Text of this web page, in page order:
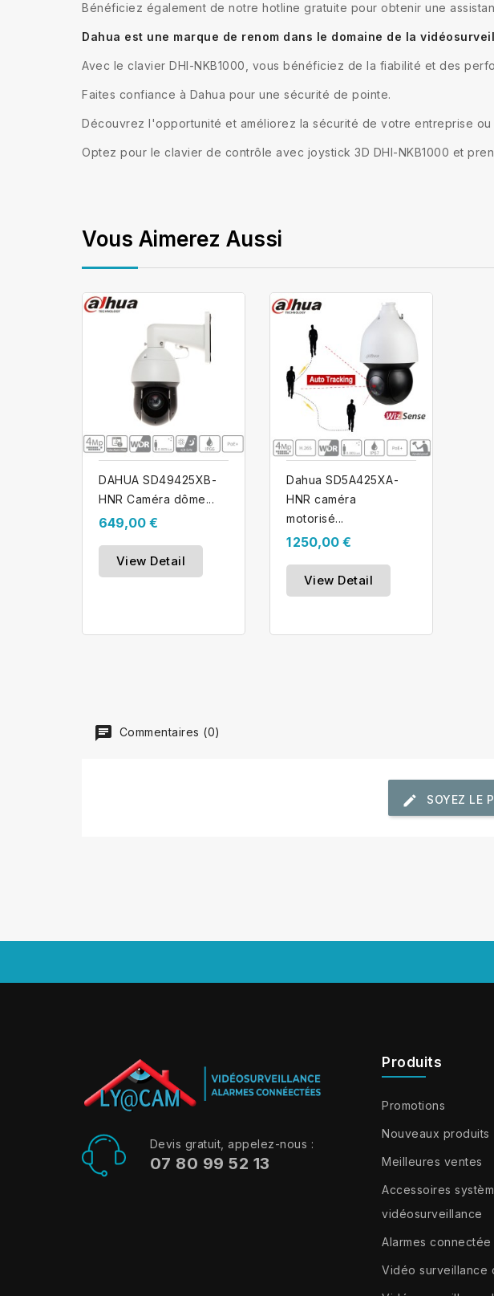
Bénéficiez également de notre hotline gratuite pour obtenir une
Dahua est une marque de renom dans le domaine de la
Avec le clavier DHI-NKB1000, vous bénéficiez de la fiabilité et des
Faites confiance à Dahua pour une sécurité de pointe.
Découvrez l'opportunité et améliorez la sécurité de votre entreprise
Optez pour le clavier de contrôle avec joystick 3D DHI-NKB1000 et
Vous Aimerez Aussi
DAHUA SD49425XB-
HNR Caméra dôme...
649,00 €
View Detail
Dahua SD5A425XA-
HNR caméra
motorisé...
1 250,00 €
View Detail
Commentaires (0)
SOYEZ LE
Devis gratuit, appelez-nous :
07 80 99 52 13
Produits
Promotions
Nouveaux produits
Meilleures ventes
Accessoires
vidéosurveillance
Alarmes connectée
Vidéo surveillance